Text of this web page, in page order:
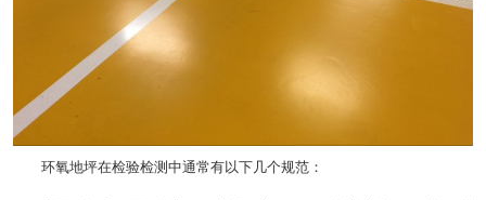
环氧地坪在检验检测中通常有以下几个规范：